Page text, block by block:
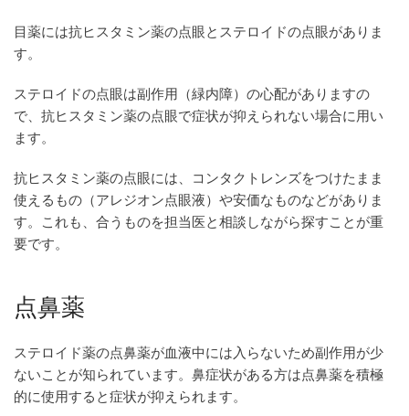
目薬には抗ヒスタミン薬の点眼とステロイドの点眼がありま
す。
ステロイドの点眼は副作用（緑内障）の心配がありますの
で、抗ヒスタミン薬の点眼で症状が抑えられない場合に用い
ます。
抗ヒスタミン薬の点眼には、コンタクトレンズをつけたまま
使えるもの（アレジオン点眼液）や安価なものなどがありま
す。これも、合うものを担当医と相談しながら探すことが重
要です。
点鼻薬
ステロイド薬の点鼻薬が血液中には入らないため副作用が少
ないことが知られています。鼻症状がある方は点鼻薬を積極
的に使用すると症状が抑えられます。